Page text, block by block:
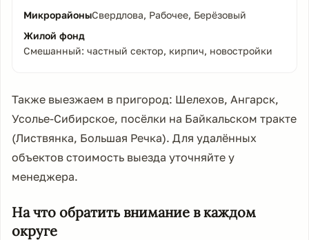
Свердлова, Рабочее, Берёзовый
Смешанный: частный сектор, кирпич, новостройки
Также выезжаем в пригород: Шелехов, Ангарск,
Усолье-Сибирское, посёлки на Байкальском тракте
(Листвянка, Большая Речка). Для удалённых
объектов стоимость выезда уточняйте у
менеджера.
На что обратить внимание в каждом
округе